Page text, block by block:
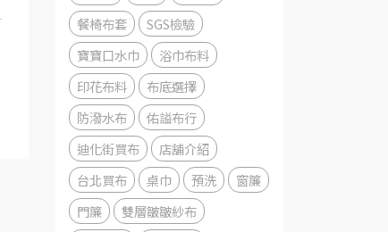
餐椅布套
SGS檢驗
寶寶口水巾
浴巾布料
印花布料
布底選擇
防潑水布
佑謚布行
迪化街買布
店舖介紹
台北買布
桌巾 預洗
窗簾
門簾
雙層皺皺紗布